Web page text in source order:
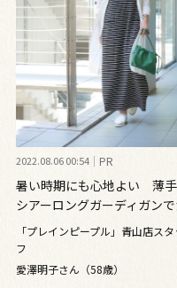
2022.08.06 00:54 PR
暑い時期にも心地よい 薄
シアーロングガーディガン
やかに
「プレインピープル」青山店スタ
フ
愛澤明子さん（58歳）